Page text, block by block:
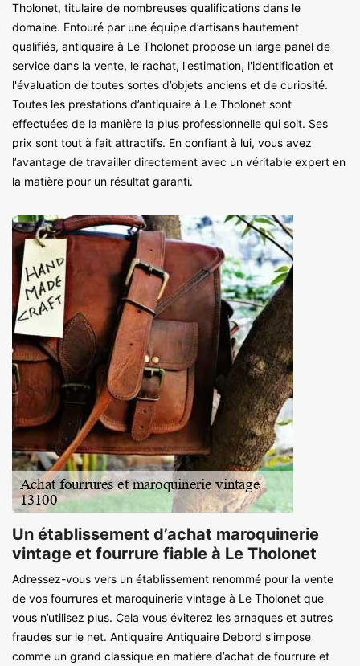
Tholonet, titulaire de nombreuses qualifications dans le
domaine. Entouré par une équipe d’artisans hautement
qualifiés, antiquaire à Le Tholonet propose un large panel de
service dans la vente, le rachat, l'estimation, l'identification et
l'évaluation de toutes sortes d’objets anciens et de curiosité.
Toutes les prestations d’antiquaire à Le Tholonet sont
effectuées de la manière la plus professionnelle qui soit. Ses
prix sont tout à fait attractifs. En confiant à lui, vous avez
l’avantage de travailler directement avec un véritable expert en
la matière pour un résultat garanti.
Un établissement d’achat maroquinerie
vintage et fourrure fiable à Le Tholonet
Adressez-vous vers un établissement renommé pour la vente
de vos fourrures et maroquinerie vintage à Le Tholonet que
vous n’utilisez plus. Cela vous éviterez les arnaques et autres
fraudes sur le net. Antiquaire Antiquaire Debord s’impose
comme un grand classique en matière d’achat de fourrure et